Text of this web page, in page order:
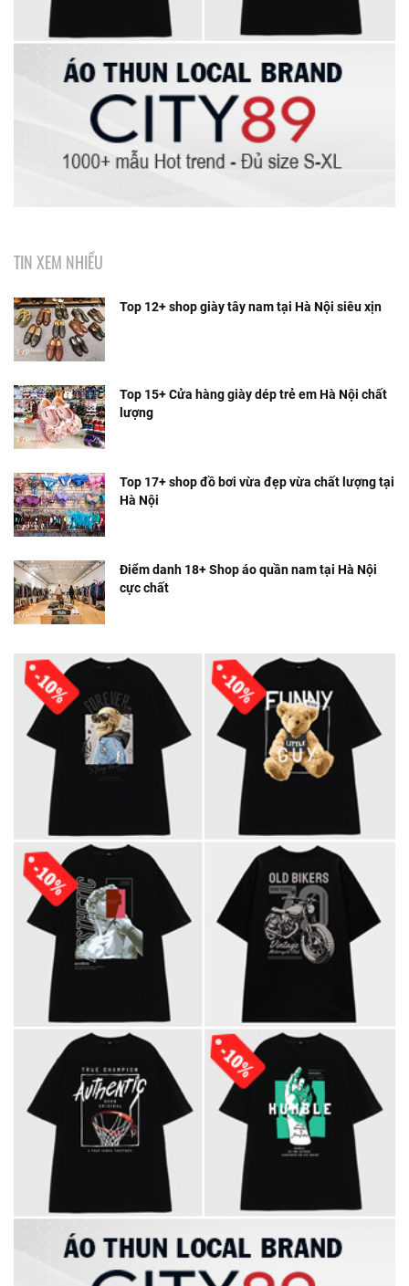
TIN XEM NHIỀU
Top 12+ shop giày tây nam tại Hà Nội siêu xịn
Top 15+ Cửa hàng giày dép trẻ em Hà Nội chất
lượng
Top 17+ shop đồ bơi vừa đẹp vừa chất lượng tại
Hà Nội
Điểm danh 18+ Shop áo quần nam tại Hà Nội
cực chất